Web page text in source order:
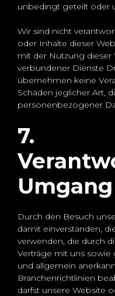
unbedingt geteilt oder
Wir sind nicht
oder Inhalte dieser
mit der Nutzung dieser
verbundener Dienste
übernehmen keine
Schäden jeglicher Art,
personenbezogener
7.
Umgang
Durch den Besuch
damit einverstanden,
verwenden, die durch
Verträge mit uns sowie
und allgemein
Branchenrichtlinien
darfst unsere Website